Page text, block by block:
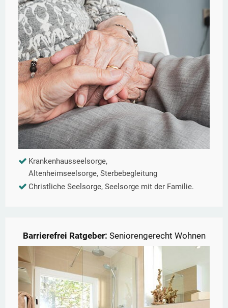
Krankenhausseelsorge,
Altenheimseelsorge, Sterbebegleitung
Christliche Seelsorge, Seelsorge mit der Familie.
Barrierefrei Ratgeber: Seniorengerecht Wohnen